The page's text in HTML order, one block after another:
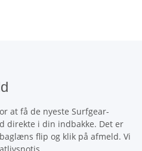
at få de nyeste Surfgear-
direkte i din indbakke. Det er
flip og klik på afmeld. Vi